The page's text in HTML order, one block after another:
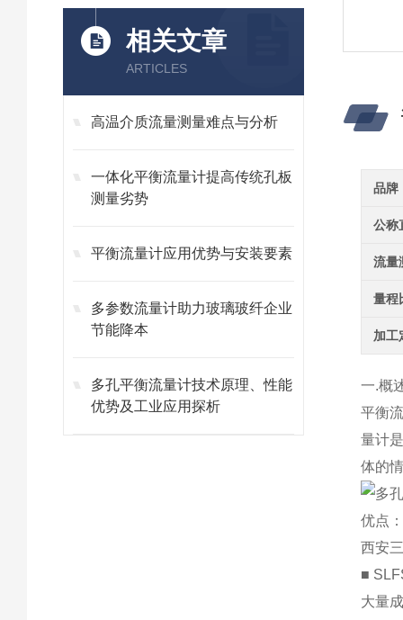
相关文章
ARTICLES
高温介质流量测量难点与分析
一体化平衡流量计提高传统孔板
测量劣势
平衡流量计应用优势与安装要素
多参数流量计助力玻璃玻纤企业
节能降本
多孔平衡流量计技术原理、性能
优势及工业应用探析
品牌
公称
流量
量程
加工
一.概
平衡
量计
体的
优点
西安
■
大量